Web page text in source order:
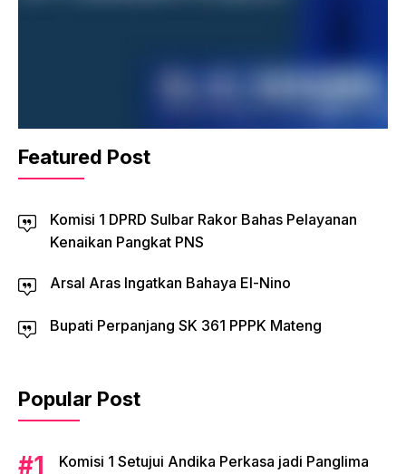
Featured Post
Komisi 1 DPRD Sulbar Rakor Bahas Pelayanan
Kenaikan Pangkat PNS
Arsal Aras Ingatkan Bahaya El-Nino
Bupati Perpanjang SK 361 PPPK Mateng
Popular Post
Komisi 1 Setujui Andika Perkasa jadi Panglima